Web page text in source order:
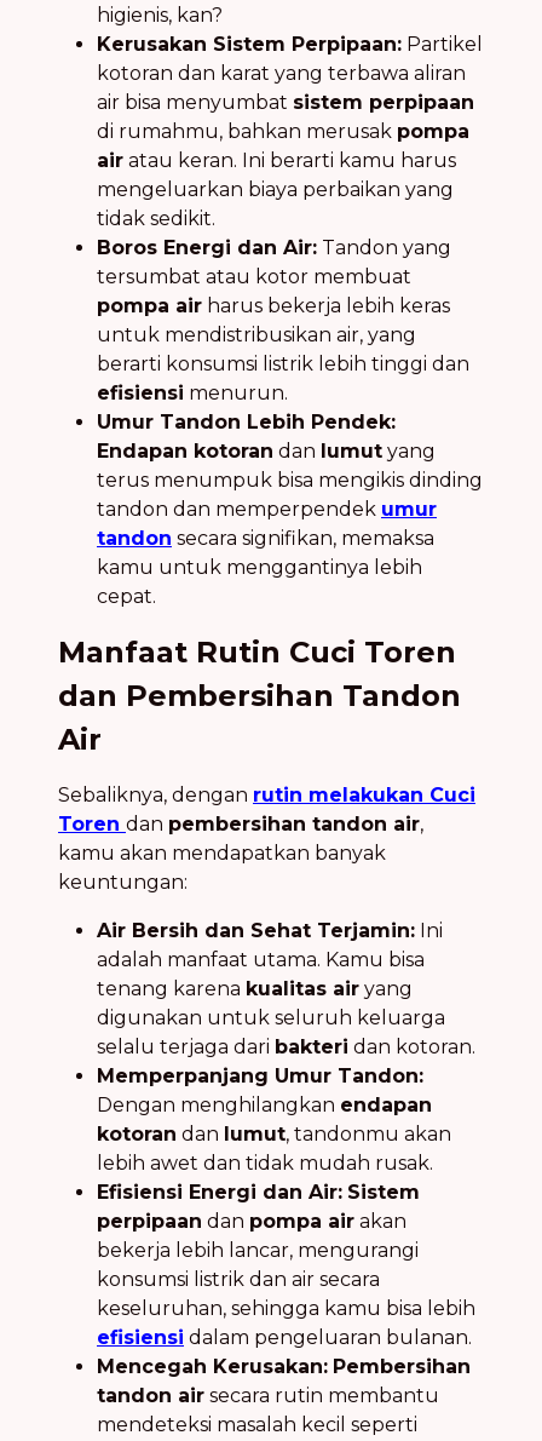
higienis, kan?
Kerusakan Sistem Perpipaan: Partikel
kotoran dan karat yang terbawa aliran
air bisa menyumbat sistem perpipaan
di rumahmu, bahkan merusak pompa
air atau keran. Ini berarti kamu harus
mengeluarkan biaya perbaikan yang
tidak sedikit.
Boros Energi dan Air: Tandon yang
tersumbat atau kotor membuat
pompa air harus bekerja lebih keras
untuk mendistribusikan air, yang
berarti konsumsi listrik lebih tinggi dan
efisiensi menurun.
Umur Tandon Lebih Pendek:
Endapan kotoran dan lumut yang
terus menumpuk bisa mengikis dinding
tandon dan memperpendek umur
tandon secara signifikan, memaksa
kamu untuk menggantinya lebih
cepat.
Manfaat Rutin Cuci Toren
dan Pembersihan Tandon
Air
Sebaliknya, dengan rutin melakukan Cuci
Toren dan pembersihan tandon air,
kamu akan mendapatkan banyak
keuntungan:
Air Bersih dan Sehat Terjamin: Ini
adalah manfaat utama. Kamu bisa
tenang karena kualitas air yang
digunakan untuk seluruh keluarga
selalu terjaga dari bakteri dan kotoran.
Memperpanjang Umur Tandon:
Dengan menghilangkan endapan
kotoran dan lumut, tandonmu akan
lebih awet dan tidak mudah rusak.
Efisiensi Energi dan Air: Sistem
perpipaan dan pompa air akan
bekerja lebih lancar, mengurangi
konsumsi listrik dan air secara
keseluruhan, sehingga kamu bisa lebih
efisiensi dalam pengeluaran bulanan.
Mencegah Kerusakan: Pembersihan
tandon air secara rutin membantu
mendeteksi masalah kecil seperti